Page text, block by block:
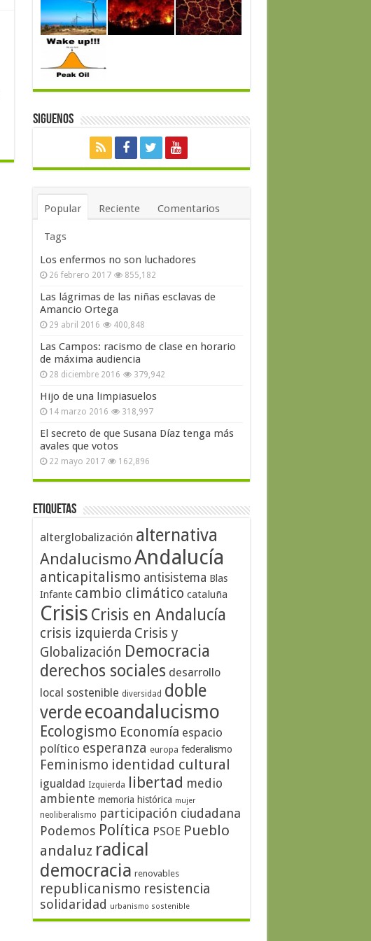
Siguenos
Popular Reciente Comentarios
Tags
Los enfermos no son luchadores
26 febrero 2017 855,182
Las lágrimas de las niñas esclavas de
Amancio Ortega
29 abril 2016 400,848
Las Campos: racismo de clase en horario
de máxima audiencia
28 diciembre 2016 379,942
Hijo de una limpiasuelos
14 marzo 2016 318,997
El secreto de que Susana Díaz tenga más
avales que votos
22 mayo 2017 162,896
Etiquetas
alterglobalización alternativa
AndalucismoAndalucía
anticapitalismo antisistema Blas
Infante cambio climático cataluña
Crisis Crisis en Andalucía
crisis izquierda Crisis y
Globalización Democracia
derechos sociales desarrollo
local sostenible diversidad doble
verdeecoandalucismo
Ecologismo Economía espacio
político esperanza europa federalismo
Feminismo identidad cultural
igualdad Izquierda libertad medio
ambiente memoria histórica mujer
neoliberalismo participación ciudadana
Podemos Política PSOE Pueblo
andaluz radical
democracia renovables
republicanismo resistencia
solidaridad urbanismo sostenible